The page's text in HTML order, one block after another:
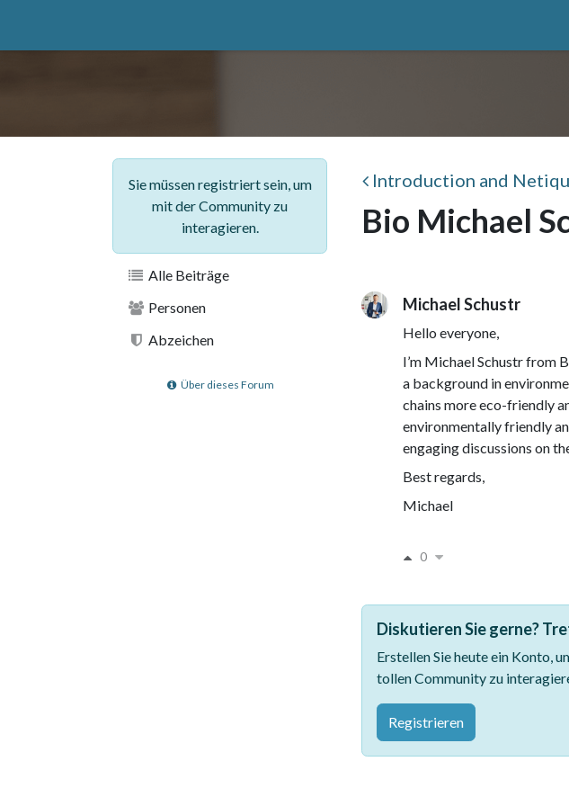
Sie müssen registriert sein, um
mit der Community zu
interagieren.
Alle Beiträge
Personen
Abzeichen
Über dieses Forum
Introduction and
Bio Michael
Michael Schustr
Hello everyone,
I’m Michael Schustr from
a background in
chains more eco-friendly
environmentally friendly
engaging discussions on
Best regards,
Michael
0
Diskutieren Sie gerne?
Erstellen Sie heute ein Konto,
tollen Community zu
Registrieren